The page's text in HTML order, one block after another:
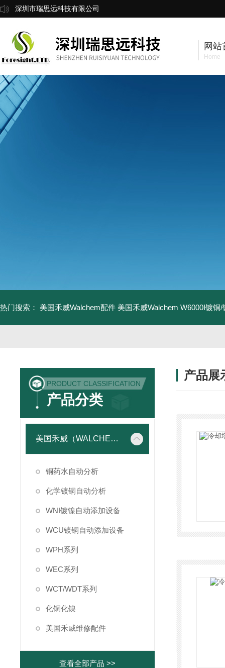
深圳市瑞思远科技有限公司
网站
Home
热门搜索： 美国禾威Walchem配件 美国禾威Walchem W6000I镀铜
PRODUCT CLASSIFICATION
产品分类
美国禾威（WALCHEM）自动添加控制器
铜药水自动分析
化学镀铜自动分析
WNI镀镍自动添加设备
WCU镀铜自动添加设备
WPH系列
WEC系列
WCT/WDT系列
化铜化镍
美国禾威维修配件
查看全部产品 >>
产品展